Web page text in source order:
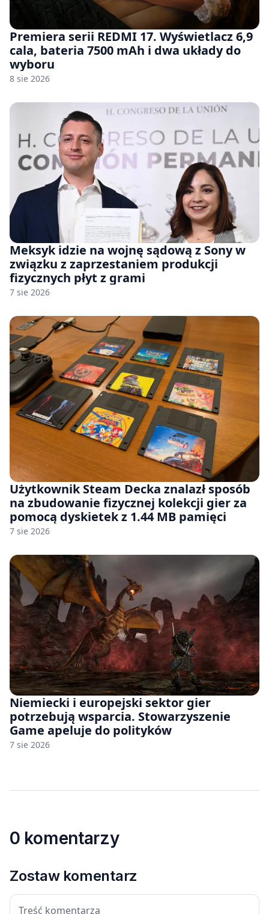
Premiera serii REDMI 17. Wyświetlacz 6,9
cala, bateria 7500 mAh i dwa układy do
wyboru
8 sie 2026
Meksyk idzie na wojnę sądową z Sony w
związku z zaprzestaniem produkcji
fizycznych płyt z grami
7 sie 2026
Użytkownik Steam Decka znalazł sposób
na zbudowanie fizycznej kolekcji gier za
pomocą dyskietek z 1.44 MB pamięci
7 sie 2026
Niemiecki i europejski sektor gier
potrzebują wsparcia. Stowarzyszenie
Game apeluje do polityków
7 sie 2026
0 komentarzy
Zostaw komentarz